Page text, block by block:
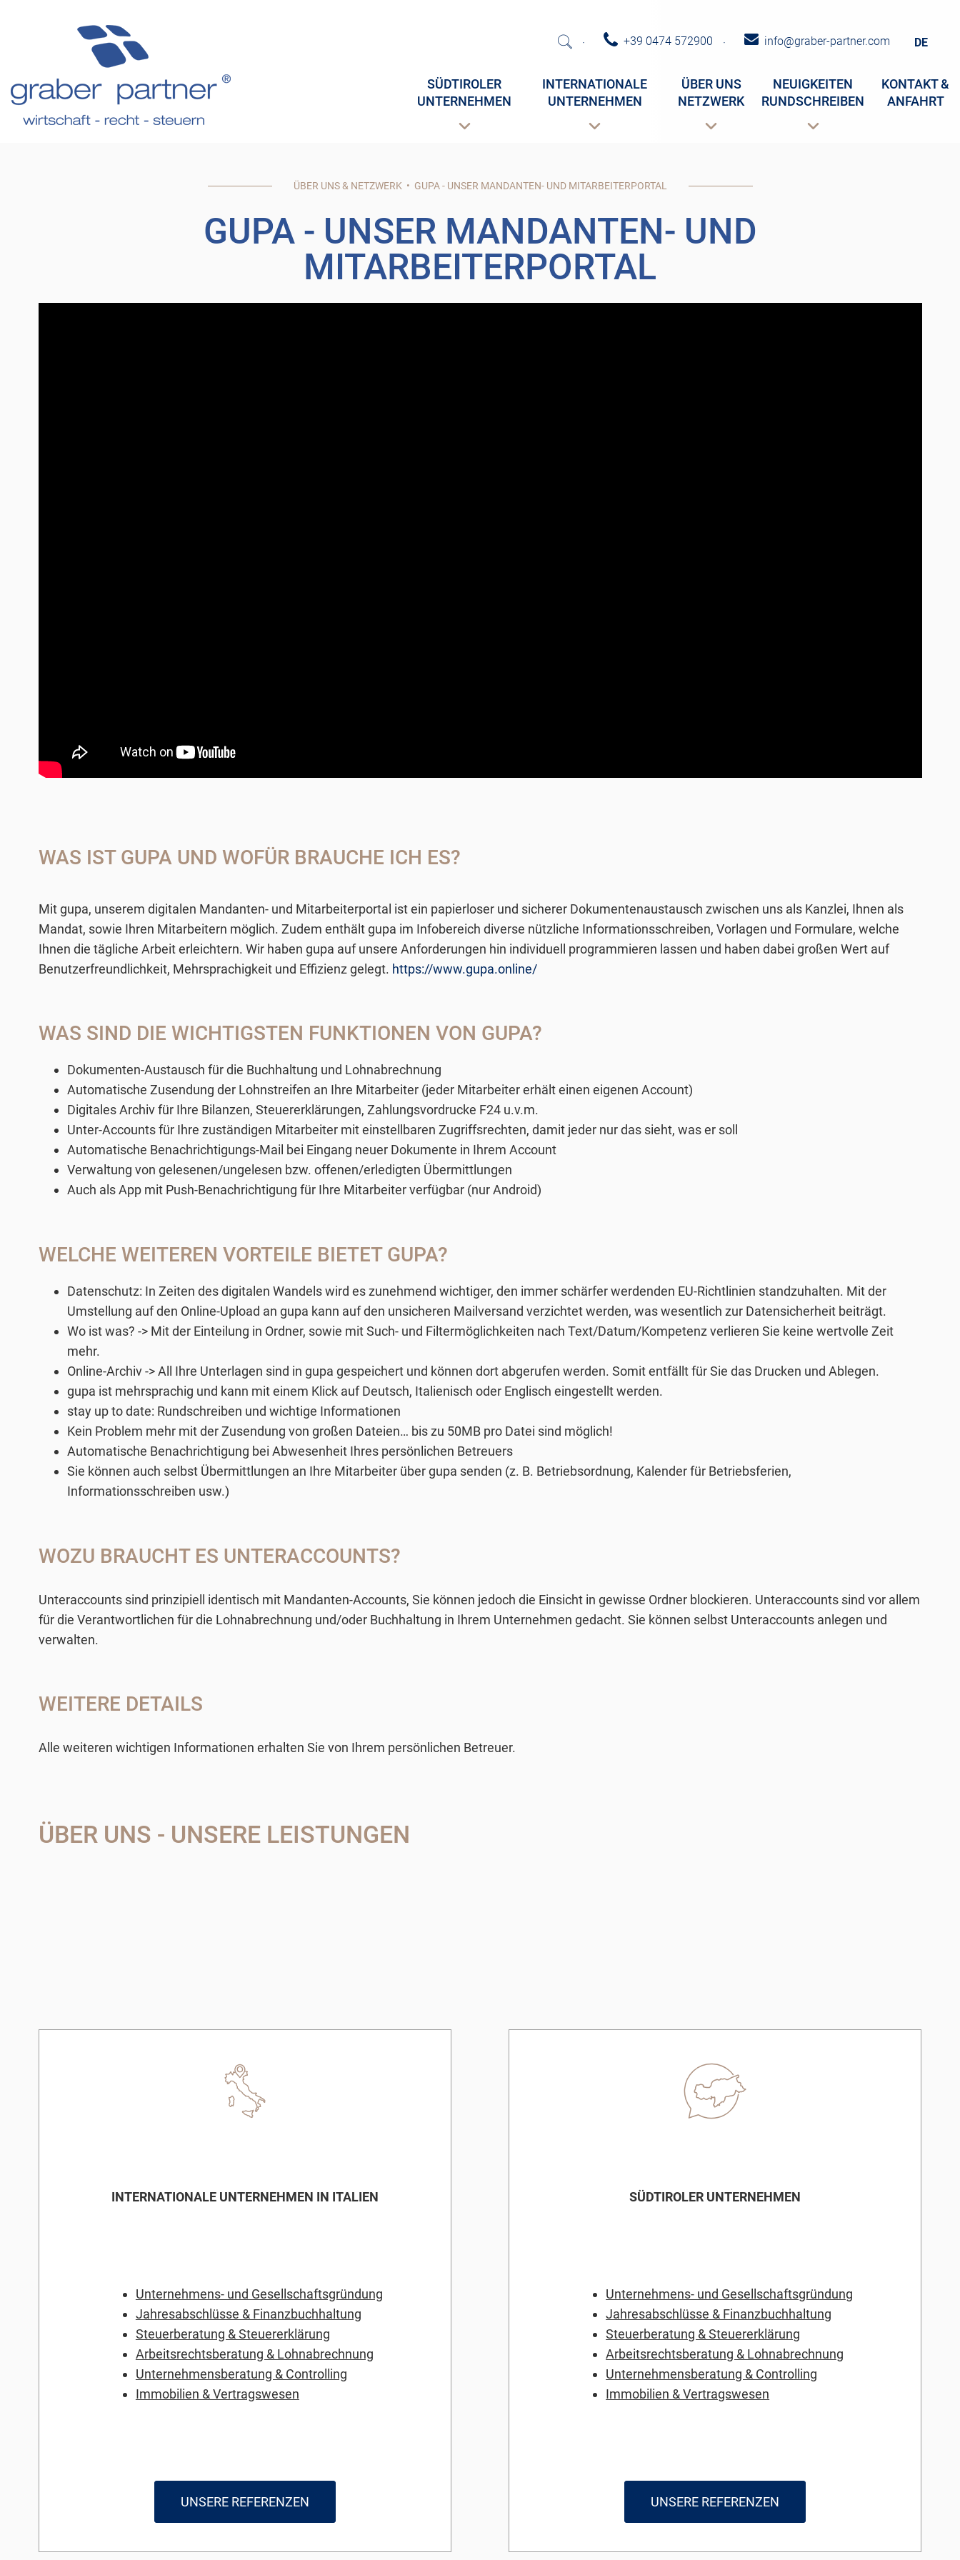
· +39 0474 572900 · info@graber-partner.com DE
SÜDTIROLER
UNTERNEHMEN
INTERNATIONALE
UNTERNEHMEN
ÜBER UNS
NETZWERK
NEUIGKEITEN
RUNDSCHREIBEN
KONTAKT &
ANFAHRT
ÜBER UNS & NETZWERK • GUPA - UNSER MANDANTEN- UND MITARBEITERPORTAL
GUPA - UNSER MANDANTEN- UND
MITARBEITERPORTAL
WAS IST GUPA UND WOFÜR BRAUCHE ICH ES?
Mit gupa, unserem digitalen Mandanten- und Mitarbeiterportal ist ein papierloser und sicherer Dokumentenaustausch zwischen uns als Kanzlei, Ihnen als
Mandat, sowie Ihren Mitarbeitern möglich. Zudem enthält gupa im Infobereich diverse nützliche Informationsschreiben, Vorlagen und Formulare, welche
Ihnen die tägliche Arbeit erleichtern. Wir haben gupa auf unsere Anforderungen hin individuell programmieren lassen und haben dabei großen Wert auf
Benutzerfreundlichkeit, Mehrsprachigkeit und Effizienz gelegt. https://www.gupa.online/
WAS SIND DIE WICHTIGSTEN FUNKTIONEN VON GUPA?
Dokumenten-Austausch für die Buchhaltung und Lohnabrechnung
Automatische Zusendung der Lohnstreifen an Ihre Mitarbeiter (jeder Mitarbeiter erhält einen eigenen Account)
Digitales Archiv für Ihre Bilanzen, Steuererklärungen, Zahlungsvordrucke F24 u.v.m.
Unter-Accounts für Ihre zuständigen Mitarbeiter mit einstellbaren Zugriffsrechten, damit jeder nur das sieht, was er soll
Automatische Benachrichtigungs-Mail bei Eingang neuer Dokumente in Ihrem Account
Verwaltung von gelesenen/ungelesen bzw. offenen/erledigten Übermittlungen
Auch als App mit Push-Benachrichtigung für Ihre Mitarbeiter verfügbar (nur Android)
WELCHE WEITEREN VORTEILE BIETET GUPA?
Datenschutz: In Zeiten des digitalen Wandels wird es zunehmend wichtiger, den immer schärfer werdenden EU-Richtlinien standzuhalten. Mit der
Umstellung auf den Online-Upload an gupa kann auf den unsicheren Mailversand verzichtet werden, was wesentlich zur Datensicherheit beiträgt.
Wo ist was? -> Mit der Einteilung in Ordner, sowie mit Such- und Filtermöglichkeiten nach Text/Datum/Kompetenz verlieren Sie keine wertvolle Zeit
mehr.
Online-Archiv -> All Ihre Unterlagen sind in gupa gespeichert und können dort abgerufen werden. Somit entfällt für Sie das Drucken und Ablegen.
gupa ist mehrsprachig und kann mit einem Klick auf Deutsch, Italienisch oder Englisch eingestellt werden.
stay up to date: Rundschreiben und wichtige Informationen
Kein Problem mehr mit der Zusendung von großen Dateien… bis zu 50MB pro Datei sind möglich!
Automatische Benachrichtigung bei Abwesenheit Ihres persönlichen Betreuers
Sie können auch selbst Übermittlungen an Ihre Mitarbeiter über gupa senden (z. B. Betriebsordnung, Kalender für Betriebsferien,
Informationsschreiben usw.)
WOZU BRAUCHT ES UNTERACCOUNTS?
Unteraccounts sind prinzipiell identisch mit Mandanten-Accounts, Sie können jedoch die Einsicht in gewisse Ordner blockieren. Unteraccounts sind vor allem
für die Verantwortlichen für die Lohnabrechnung und/oder Buchhaltung in Ihrem Unternehmen gedacht. Sie können selbst Unteraccounts anlegen und
verwalten.
WEITERE DETAILS
Alle weiteren wichtigen Informationen erhalten Sie von Ihrem persönlichen Betreuer.
ÜBER UNS - UNSERE LEISTUNGEN
INTERNATIONALE UNTERNEHMEN IN ITALIEN
Unternehmens- und Gesellschaftsgründung
Jahresabschlüsse & Finanzbuchhaltung
Steuerberatung & Steuererklärung
Arbeitsrechtsberatung & Lohnabrechnung
Unternehmensberatung & Controlling
Immobilien & Vertragswesen
UNSERE REFERENZEN
SÜDTIROLER UNTERNEHMEN
Unternehmens- und Gesellschaftsgründung
Jahresabschlüsse & Finanzbuchhaltung
Steuerberatung & Steuererklärung
Arbeitsrechtsberatung & Lohnabrechnung
Unternehmensberatung & Controlling
Immobilien & Vertragswesen
UNSERE REFERENZEN